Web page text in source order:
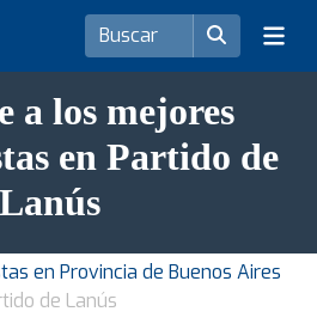
a los mejores
en Partido de
Lanús
en Provincia de Buenos Aires
de Lanús